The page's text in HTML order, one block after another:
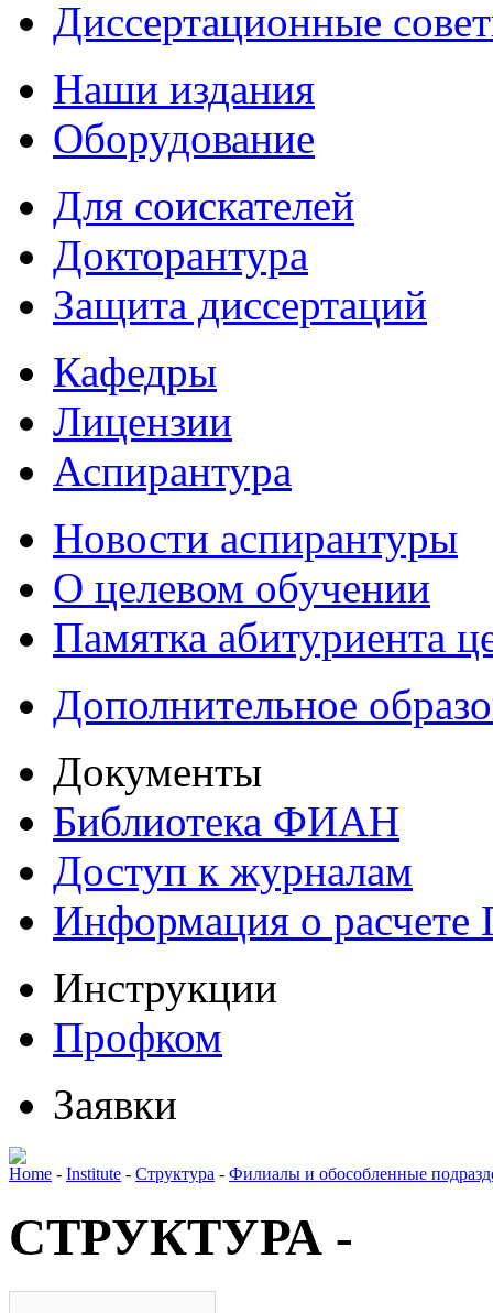
Диссертационные
Наши издания
Оборудование
Для соискателей
Докторантура
Защита диссертаций
Кафедры
Лицензии
Аспирантура
Новости аспирантуры
О целевом обучении
Памятка абитуриента
Дополнительное
Документы
Библиотека ФИАН
Доступ к журналам
Информация о
Инструкции
Профком
Заявки
Home - Institute - Структура - Филиалы и обособленные
СТРУКТУРА -